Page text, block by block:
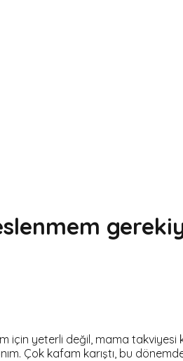
yeterli değil, mama takviyesi
Çok kafam karıştı, bu